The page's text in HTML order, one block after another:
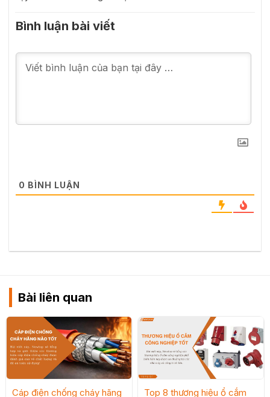
Bình luận bài viết
0 BÌNH LUẬN
Bài liên quan
Cáp điện chống cháy hãng Top 8 thương hiệu ổ cắm